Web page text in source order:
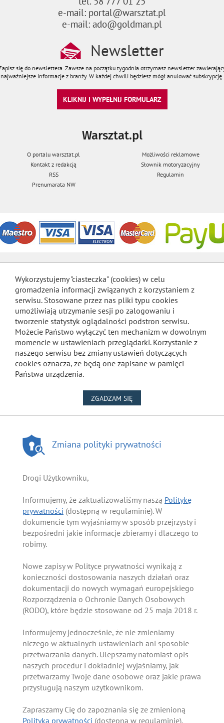
e-mail: portal@warsztat.pl
e-mail: ado@goldman.pl
Newsletter
się do newslettera. Zawsze na początku tygodnia otrzymasz newsletter
najważniejsze informacje z branży. W każdej chwili będziesz mógł anulować subskrypcję.
KLIKNIJ I WYPEŁNIJ FORMULARZ
Warsztat.pl
O portalu warsztat.pl
Możliwości reklamowe
Kontakt z redakcją
Słownik motoryzacyjny
RSS
Regulamin
Prenumarata NW
Wykorzystujemy "ciasteczka" (cookies) w celu
gromadzenia informacji związanych z korzystaniem z
serwisu. Stosowane przez nas pliki typu cookies
umożliwiają utrzymanie sesji po zalogowaniu i
tworzenie statystyk oglądalności podstron serwisu.
Możecie Państwo wyłączyć ten mechanizm w dowolnym
momencie w ustawieniach przeglądarki. Korzystanie z
naszego serwisu bez zmiany ustawień dotyczących
cookies oznacza, że będą one zapisane w pamięci
Państwa urządzenia.
ZGADZAM SIĘ
Zmiana polityki prywatności
Drogi Użytkowniku,
Informujemy, że zaktualizowaliśmy naszą Politykę
prywatności (dostępną w regulaminie). W
dokumencie tym wyjaśniamy w sposób przejrzysty i
bezpośredni jakie informacje zbieramy i dlaczego to
robimy.
Nowe zapisy w Polityce prywatności wynikają z
konieczności dostosowania naszych działań oraz
dokumentacji do nowych wymagań europejskiego
Rozporządzenia o Ochronie Danych Osobowych
(RODO), które będzie stosowane od 25 maja 2018 r.
Informujemy jednocześnie, że nie zmieniamy
niczego w aktualnych ustawieniach ani sposobie
przetwarzania danych. Ulepszamy natomiast opis
naszych procedur i dokładniej wyjaśniamy, jak
przetwarzamy Twoje dane osobowe oraz jakie prawa
przysługują naszym użytkownikom.
Zapraszamy Cię do zapoznania się ze zmienioną
Polityką prywatności (dostępną w regulaminie).